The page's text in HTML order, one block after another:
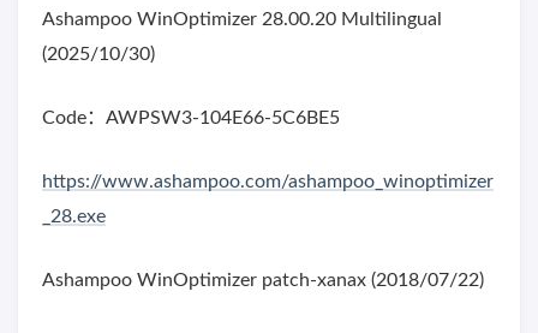
Ashampoo WinOptimizer 28.00.20 Multilingual
(2025/10/30)
Code：AWPSW3-104E66-5C6BE5
https://www.ashampoo.com/ashampoo_winoptimizer
_28.exe
Ashampoo WinOptimizer patch-xanax (2018/07/22)